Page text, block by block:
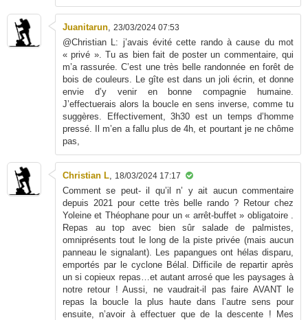
Juanitarun 23/03/2024 07:53
@Christian L: j’avais évité cette rando à cause du mot
« privé ». Tu as bien fait de poster un commentaire, qui
m’a rassurée. C’est une très belle randonnée en forêt de
bois de couleurs. Le gîte est dans un joli écrin, et donne
envie d’y venir en bonne compagnie humaine.
J’effectuerais alors la boucle en sens inverse, comme tu
suggères. Effectivement, 3h30 est un temps d’homme
pressé. Il m’en a fallu plus de 4h, et pourtant je ne chôme
pas,
Christian L 18/03/2024 17:17
Comment se peut- il qu’il n’ y ait aucun commentaire
depuis 2021 pour cette très belle rando ? Retour chez
Yoleine et Théophane pour un « arrêt-buffet » obligatoire .
Repas au top avec bien sûr salade de palmistes,
omniprésents tout le long de la piste privée (mais aucun
panneau le signalant). Les papangues ont hélas disparu,
emportés par le cyclone Bélal. Difficile de repartir après
un si copieux repas…et autant arrosé que les paysages à
notre retour ! Aussi, ne vaudrait-il pas faire AVANT le
repas la boucle la plus haute dans l’autre sens pour
ensuite, n’avoir à effectuer que de la descente ! Mes